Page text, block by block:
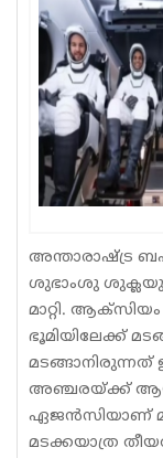
Sports
Jwala
Classifieds
Law
Gallery
അന്താരാഷ്ട്ര
ശുഭാംശു
മാറ്റി.
ഭൂമിയിലേക്ക്
മടങ്ങാനിരുന്നത്
അഞ്ചരയ്ക്ക്
ഏജൻസിയാണ്
മടക്കയാത്ര